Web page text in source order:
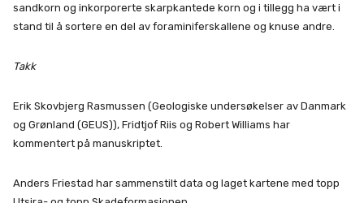
sandkorn og inkorporerte skarpkantede korn og i tillegg ha vært i
stand til å sortere en del av foraminiferskallene og knuse andre.
Takk
Erik Skovbjerg Rasmussen (Geologiske undersøkelser av Danmark
og Grønland (GEUS)), Fridtjof Riis og Robert Williams har
kommentert på manuskriptet.
Anders Friestad har sammenstilt data og laget kartene med topp